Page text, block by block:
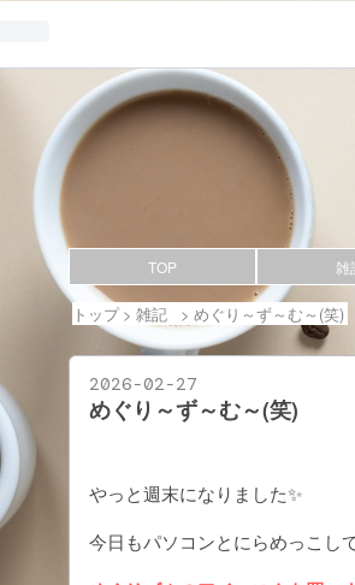
TOP 雑
トップ > 雑記 > めぐり～ず～む～(笑)
2026-02 -27
めぐり～ず～む～(笑)
やっと週末になりました✨
今日もパソコンとにらめっこし